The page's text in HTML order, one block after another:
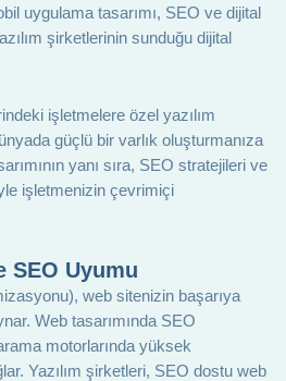
uygulama tasarımı, SEO ve dijital
şirketlerinin sunduğu dijital
işletmelere özel yazılım
güçlü bir varlık oluşturmanıza
yanı sıra, SEO stratejileri ve
işletmenizin çevrimiçi
SEO Uyumu
web sitenizin başarıya
Web tasarımında SEO
motorlarında yüksek
Yazılım şirketleri, SEO dostu web